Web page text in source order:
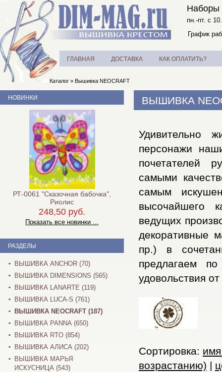
Наборы
пн.-пт. с
График
ГЛАВНАЯ ДОСТАВКА КАК ОПЛАТИТЬ?
Каталог » Вышивка NEOCRAFT
ВЫШИВКА
Удивительно
персонажи
почетателей
самыми
самым
высочайшего
ведущих
декоративные
пр.) в
предлагаем
удовольствия
Сортировка:
возрастанию) |
НОВИНКИ
РТ-0061 "Сказочная бабочка",
Риолис
248,50 руб.
Показать все новинки ...
РАЗДЕЛЫ
ВЫШИВКА ANCHOR (70)
ВЫШИВКА DIMENSIONS (565)
ВЫШИВКА LANARTE (119)
ВЫШИВКА LUCA-S (761)
ВЫШИВКА NEOCRAFT (187)
ВЫШИВКА PANNA (650)
ВЫШИВКА RTO (854)
ВЫШИВКА АЛИСА (202)
ВЫШИВКА МАРЬЯ
ИСКУСНИЦА (543)